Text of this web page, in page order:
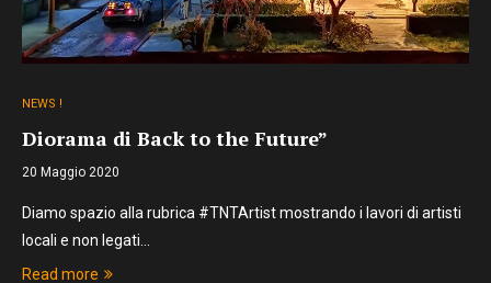
NEWS !
Diorama di Back to the Future”
20 Maggio 2020
Diamo spazio alla rubrica #TNTArtist mostrando i lavori di artisti
locali e non legati…
Read more